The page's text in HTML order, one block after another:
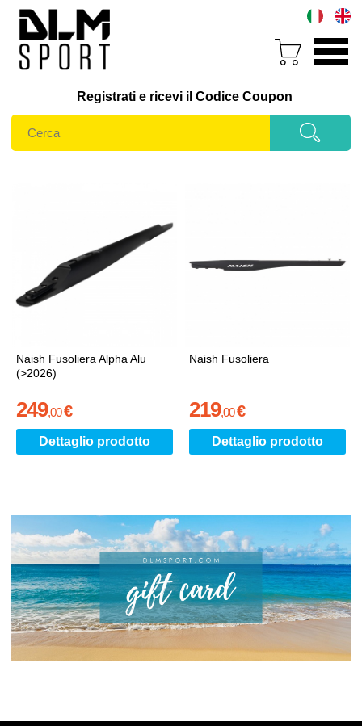
Registrati e ricevi il Codice Coupon
Naish Fusoliera Alpha Alu
(>2026)
249,00€
Dettaglio prodotto
Naish Fusoliera
219,00€
Dettaglio prodotto